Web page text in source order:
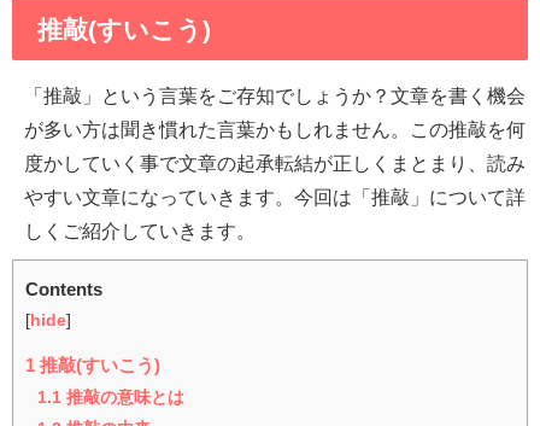
推敲(すいこう)
「推敲」という言葉をご存知でしょうか？文章を書く機会
が多い方は聞き慣れた言葉かもしれません。この推敲を何
度かしていく事で文章の起承転結が正しくまとまり、読み
やすい文章になっていきます。今回は「推敲」について詳
しくご紹介していきます。
Contents
[ hide]
1 推敲(すいこう)
1.1 推敲の意味とは